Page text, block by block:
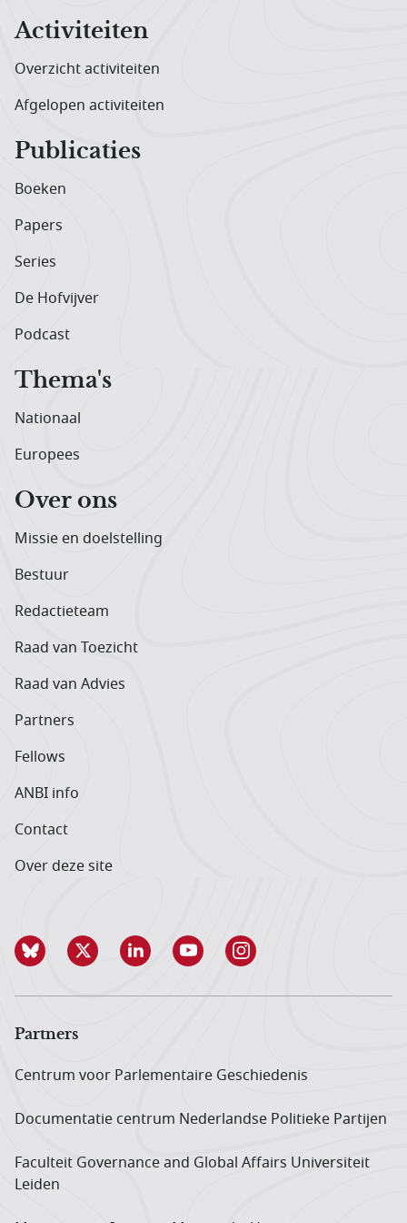
Activiteiten
Overzicht activiteiten
Afgelopen activiteiten
Publicaties
Boeken
Papers
Series
De Hofvijver
Podcast
Thema's
Nationaal
Europees
Over ons
Missie en doelstelling
Bestuur
Redactieteam
Raad van Toezicht
Raad van Advies
Partners
Fellows
ANBI info
Contact
Over deze site
Partners
Centrum voor Parlementaire Geschiedenis
Documentatie centrum Neder­landse Politieke Partijen
Faculteit Governance and Global Affairs Universiteit
Leiden